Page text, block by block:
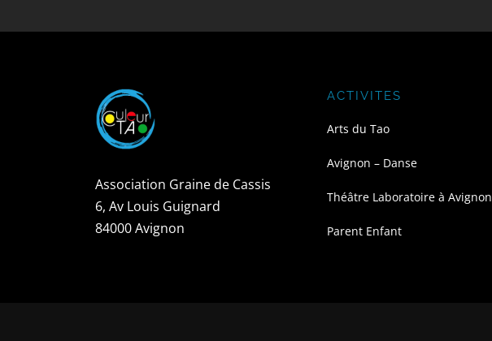
Association Graine de Cassis
6, Av Louis Guignard
84000 Avignon
ACTIVITES
Arts du Tao
Avignon – Danse
Théâtre Laboratoire à Avignon
Parent Enfant